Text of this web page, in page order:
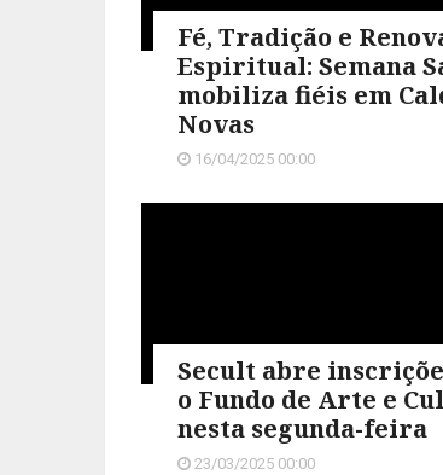
Fé, Tradição e
Espiritual: Semana
mobiliza fiéis em
Novas
16/04/2025 00:00
Secult abre
o Fundo de Arte e
nesta segunda-feira
23/03/2025 00:00